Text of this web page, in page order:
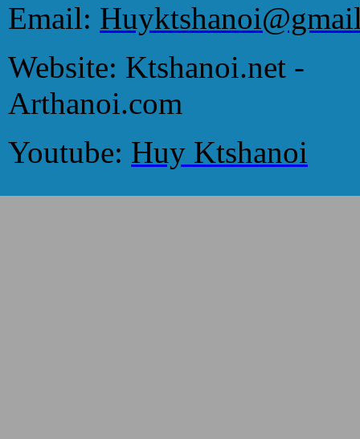
Email:
Website: Ktshanoi.net -
Arthanoi.com
Youtube: Huy Ktshanoi